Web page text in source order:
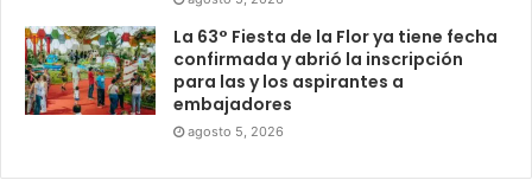
La 63° Fiesta de la Flor ya tiene fecha
confirmada y abrió la inscripción
para las y los aspirantes a
embajadores
agosto 5, 2026